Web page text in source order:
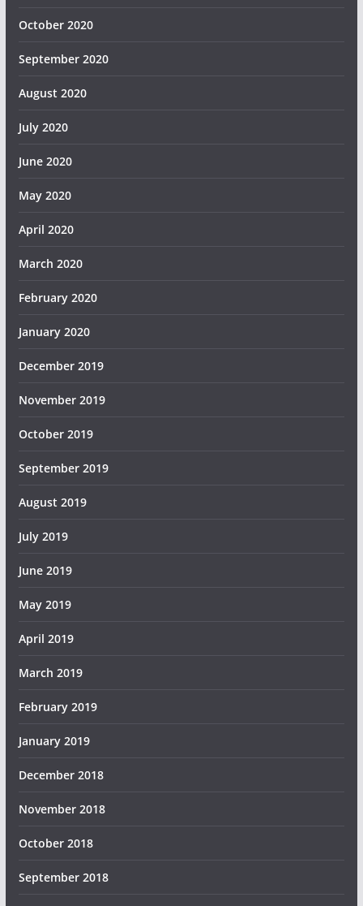
October 2020
September 2020
August 2020
July 2020
June 2020
May 2020
April 2020
March 2020
February 2020
January 2020
December 2019
November 2019
October 2019
September 2019
August 2019
July 2019
June 2019
May 2019
April 2019
March 2019
February 2019
January 2019
December 2018
November 2018
October 2018
September 2018